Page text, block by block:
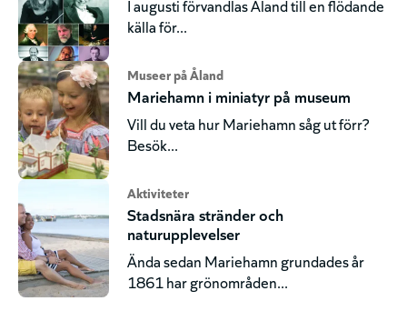
I augusti förvandlas Åland till en flödande
källa för...
Museer på Åland
Mariehamn i miniatyr på museum
Vill du veta hur Mariehamn såg ut förr?
Besök...
Aktiviteter
Stadsnära stränder och
naturupplevelser
Ända sedan Mariehamn grundades år
1861 har grönområden...